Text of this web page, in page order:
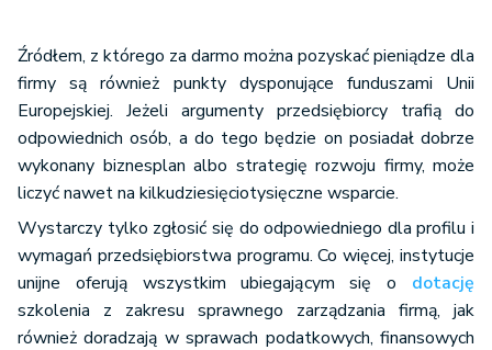
Źródłem, z którego za darmo można pozyskać pieniądze dla
firmy są również punkty dysponujące funduszami Unii
Europejskiej. Jeżeli argumenty przedsiębiorcy trafią do
odpowiednich osób, a do tego będzie on posiadał dobrze
wykonany biznesplan albo strategię rozwoju firmy, może
liczyć nawet na kilkudziesięciotysięczne wsparcie.
Wystarczy tylko zgłosić się do odpowiedniego dla profilu i
wymagań przedsiębiorstwa programu. Co więcej, instytucje
unijne oferują wszystkim ubiegającym się o dotację
szkolenia z zakresu sprawnego zarządzania firmą, jak
również doradzają w sprawach podatkowych, finansowych